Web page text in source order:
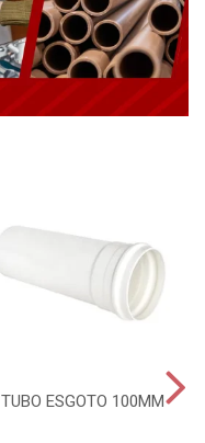
TUBO ESGOTO 100MM